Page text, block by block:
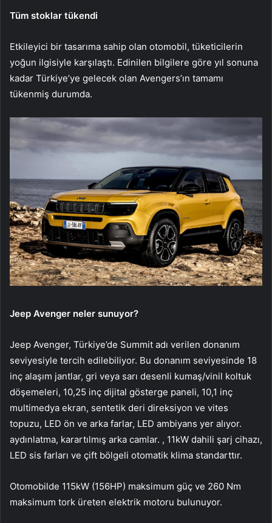
Tüm stoklar tükendi
Etkileyici bir tasarıma sahip olan otomobil, tüketicilerin
yoğun ilgisiyle karşılaştı. Edinilen bilgilere göre yıl sonuna
kadar Türkiye’ye gelecek olan Avengers’ın tamamı
tükenmiş durumda.
Jeep Avenger neler sunuyor?
Jeep Avenger, Türkiye’de Summit adı verilen donanım
seviyesiyle tercih edilebiliyor. Bu donanım seviyesinde 18
inç alaşım jantlar, gri veya sarı desenli kumaş/vinil koltuk
döşemeleri, 10,25 inç dijital gösterge paneli, 10,1 inç
multimedya ekran, sentetik deri direksiyon ve vites
topuzu, LED ön ve arka farlar, LED ambiyans yer alıyor.
aydınlatma, karartılmış arka camlar. , 11kW dahili şarj cihazı,
LED sis farları ve çift bölgeli otomatik klima standarttır.
Otomobilde 115kW (156HP) maksimum güç ve 260 Nm
maksimum tork üreten elektrik motoru bulunuyor.